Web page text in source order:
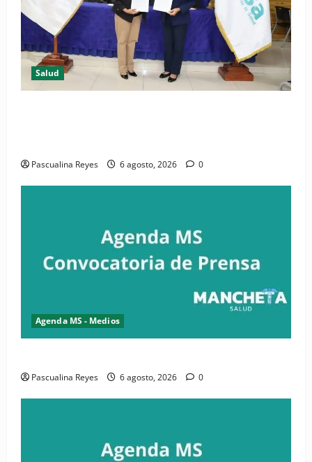
Salud
Pascualina Reyes 6 agosto, 2026 0
Agenda MS - Medios
Pascualina Reyes 6 agosto, 2026 0